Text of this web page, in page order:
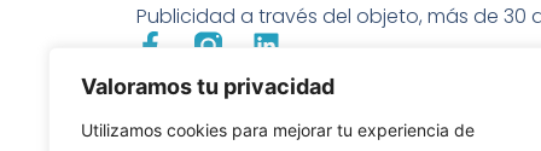
Valoramos tu privacidad
Utilizamos cookies para mejorar tu experiencia de
Publicidad a través del objeto, más de 30